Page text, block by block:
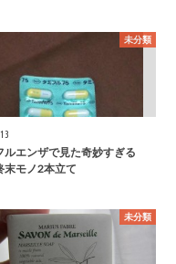
未分類
ルエンザで見た奇妙すぎる
末モノ2本立て
未分類